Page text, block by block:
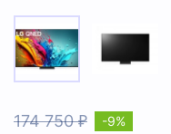
174 750 ₽ -9%